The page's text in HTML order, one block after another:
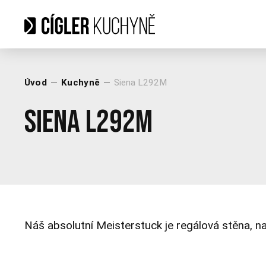
Úvod Kuchyně Siena L292M
Siena L292M
Náš absolutní Meisterstuck je regálová stěna,